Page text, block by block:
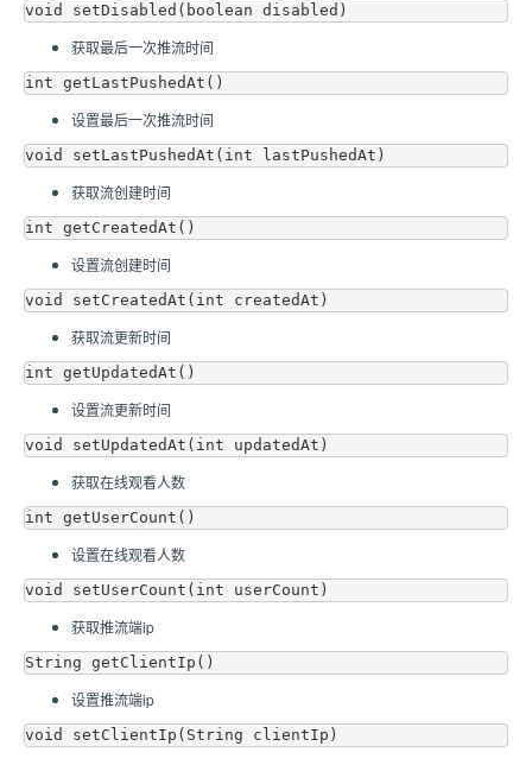
获取最后一次推流时间
设置最后一次推流时间
获取流创建时间
设置流创建时间
获取流更新时间
设置流更新时间
获取在线观看人数
设置在线观看人数
获取推流端ip
设置推流端ip